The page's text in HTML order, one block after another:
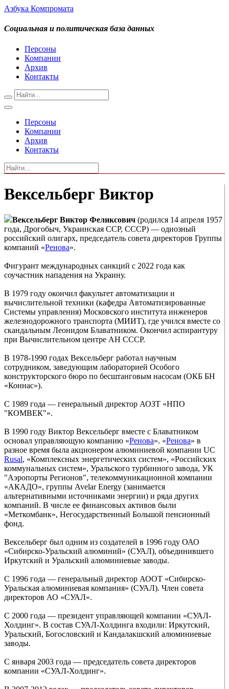
Азбука Компромата
Социальная и политическая база данных
Персоны
Компании
Архив
Контакты
Персоны
Компании
Архив
Контакты
Вексельберг Виктор
Вексельберг Виктор Феликсович (родился 14 апреля 1957
года, Дрогобыч, Украинская ССР, СССР) — одиозный
российский олигарх, председатель совета директоров Группы
компаний «Ренова».
Фигурант международных санкций с 2022 года как
соучастник нападения на Украину.
В 1979 году окончил факультет автоматизации и
вычислительной техники (кафедра Автоматизированные
Системы управления) Московского института инженеров
железнодорожного транспорта (МИИТ), где учился вместе со
скандальным Леонидом Блаватником. Окончил аспирантуру
при Вычислительном центре АН СССР.
В 1978-1990 годах Вексельберг работал научным
сотрудником, заведующим лабораторией Особого
конструкторского бюро по бесштанговым насосам (ОКБ БН
«Коннас»).
С 1989 года — генеральный директор АОЗТ «НПО
"КОМВЕК"».
В 1990 году Виктор Вексельберг вместе с Блаватником
основал управляющую компанию «Ренова». «Ренова» в
разное время была акционером алюминиевой компании UC
Rusal, «Комплексных энергетических систем», «Российских
коммунальных систем», Уральского турбинного завода, УК
"Аэропорты Регионов", телекоммуникационной компании
«АКАДО», группы Avelar Energy (занимается
альтернативными источниками энергии) и ряда других
компаний. В числе ее финансовых активов были
«Меткомбанк», Негосударственный Большой пенсионный
фонд.
Вексельберг был одним из создателей в 1996 году ОАО
«Сибирско-Уральский алюминий» (СУАЛ), объединившего
Иркутский и Уральский алюминиевые заводы.
С 1996 года — генеральный директор АООТ «Сибирско-
Уральская алюминиевая компания» (СУАЛ). Член совета
директоров АО «СУАЛ».
С 2000 года — президент управляющей компании «СУАЛ-
Холдинг». В состав СУАЛ-Холдинга входили: Иркутский,
Уральский, Богословский и Кандалакшский алюминиевые
заводы.
С января 2003 года — председатель совета директоров
компании «СУАЛ-Холдинг».